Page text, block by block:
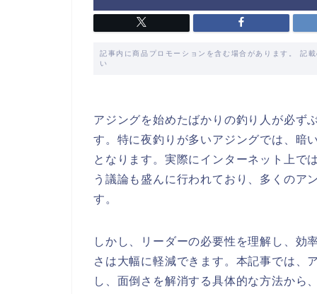
記事内に商品プロモーションを含む場合があります。 記
い
アジングを始めたばかりの釣り人が必ず
す。特に夜釣りが多いアジングでは、暗
となります。実際にインターネット上で
う議論も盛んに行われており、多くのア
す。
しかし、リーダーの必要性を理解し、効
さは大幅に軽減できます。本記事では、
し、面倒さを解消する具体的な方法から